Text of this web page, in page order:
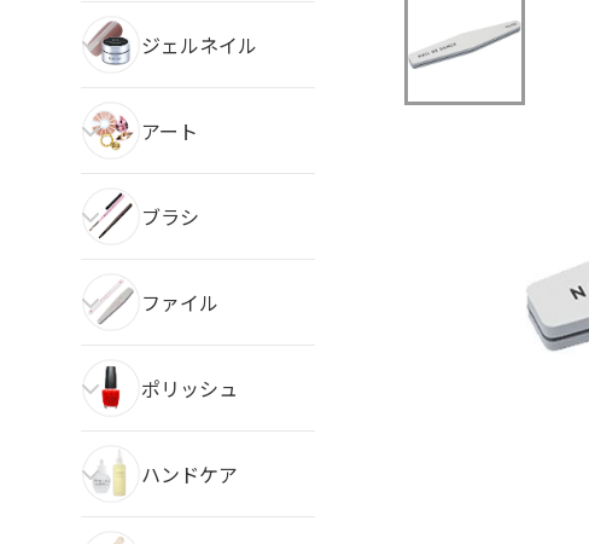
ジェルネイル
アート
ブラシ
ファイル
ポリッシュ
ハンドケア